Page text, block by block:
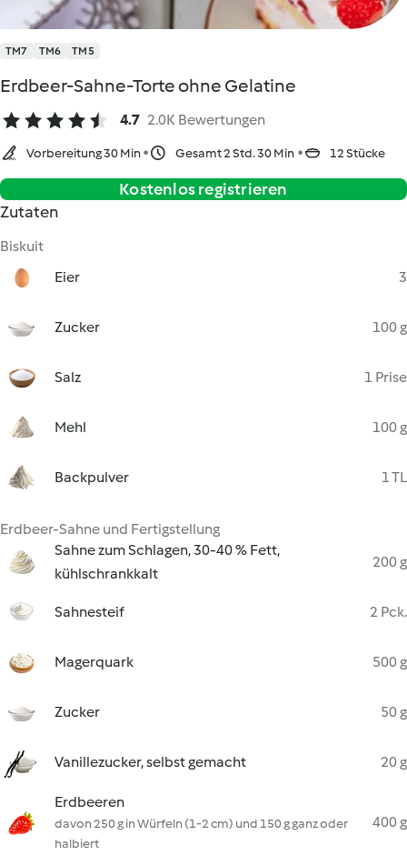
TM7 TM6 TM5
Erdbeer-Sahne-Torte ohne Gelatine
4.7 2.0K Bewertungen
Vorbereitung 30 Min Gesamt 2 Std. 30 Min 12 Stücke
Kostenlos registrieren
Zutaten
Biskuit
Eier
3
Zucker 100 g
Salz 1 Prise
Mehl 100 g
Backpulver 1 TL
Erdbeer-Sahne und Fertigstellung
Sahne zum Schlagen, 30-40 % Fett,
kühlschrankkalt
200 g
Sahnesteif 2 Pck.
Magerquark 500 g
Zucker 50 g
Vanillezucker, selbst gemacht 20 g
Erdbeeren
davon 250 g in Würfeln (1-2 cm) und 150 g ganz oder
halbiert
400 g